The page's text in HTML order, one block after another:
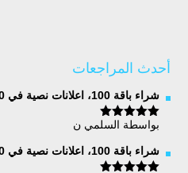
أحدث المراجعات
شراء باقة 100، اعلانات نصية في 100 موقع إلكتروني
تم التقييم5
بواسطة السلمي ن
شراء باقة 100، اعلانات نصية في 100 موقع إلكتروني